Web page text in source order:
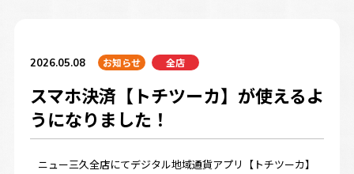
2026.05.08 お知らせ 全店
スマホ決済【トチツーカ】が使えるよ
うになりました！
ニュー三久全店にてデジタル地域通貨アプリ【トチツーカ】